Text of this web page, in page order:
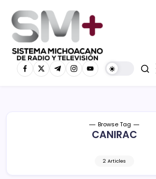
Browse Tag
CANIRAC
2 Articles